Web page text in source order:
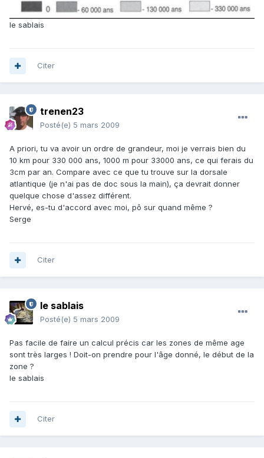
le sablais
Citer
trenen23
Posté(e) 5 mars 2009
A priori, tu va avoir un ordre de grandeur, moi je verrais bien du
10 km pour 330 000 ans, 1000 m pour 33000 ans, ce qui ferais du
3cm par an. Compare avec ce que tu trouve sur la dorsale
atlantique (je n'ai pas de doc sous la main), ça devrait donner
quelque chose d'assez différent.
Hervé, es-tu d'accord avec moi, pô sur quand même ?
Serge
Citer
le sablais
Posté(e) 5 mars 2009
Pas facile de faire un calcul précis car les zones de même age
sont très larges ! Doit-on prendre pour l'âge donné, le début de la
zone ?
le sablais
Citer